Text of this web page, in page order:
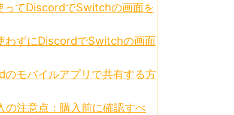
ってDiscordでSwitchの画面を
わずにDiscordでSwitchの画面
モバイルアプリで共有する方
の注意点：購入前に確認すべ